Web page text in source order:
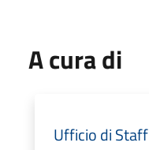
A cura di
Ufficio di Staff